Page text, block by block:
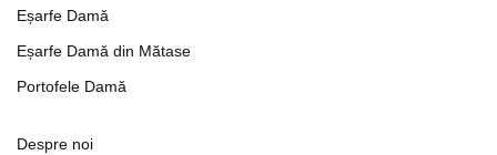
Eșarfe Damă
Eșarfe Damă din Mătase
Portofele Damă
Despre noi